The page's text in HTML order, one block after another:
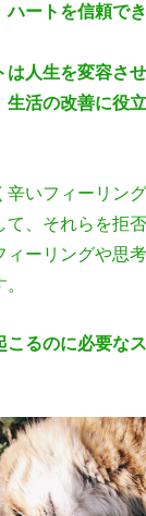
ハートを信頼で
は人生を変容さ
生活の改善に役
辛いフィーリン
、 それらを拒
ィーリングや思
るのに必要な